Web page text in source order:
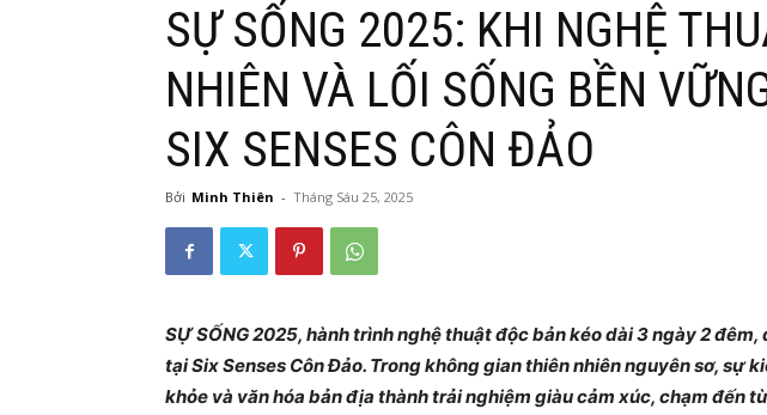
SỰ SỐNG 2025: KHI NGHỆ
NHIÊN VÀ LỐI SỐNG BỀN
SIX SENSES CÔN ĐẢO
Bởi Minh Thiên - Tháng Sáu 25, 2025
SỰ SỐNG 2025, hành trình nghệ thuật độc bản kéo dài 3 ngày 2
tại Six Senses Côn Đảo. Trong không gian thiên nhiên nguyên sơ, sự
khỏe và văn hóa bản địa thành trải nghiệm giàu cảm xúc, chạm đến